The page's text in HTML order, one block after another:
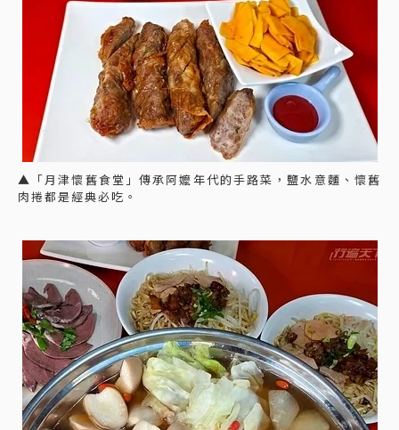
▲「月津懷舊食堂」傳承阿嬤年代的手路菜，鹽水意麵、懷舊
肉捲都是經典必吃。